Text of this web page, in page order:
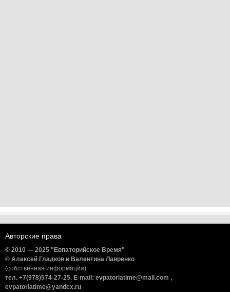
Авторские права
© 2010 — 2025 "Евпаторийское Время"
© Алексей Гладков и Валентина Лавренко
(собственная информация)
тел. +7(978)574-27-25. E-mail: evpatoriatime@mail.com ,
evpatoriatime@yandex.ru